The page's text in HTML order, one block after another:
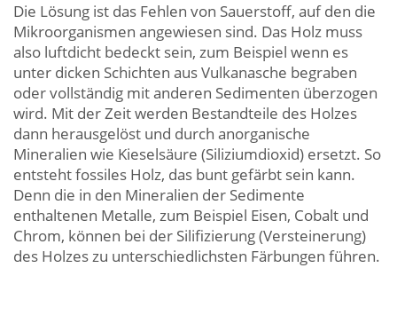
Die Lösung ist das Fehlen von Sauerstoff, auf den die
Mikroorganismen angewiesen sind. Das Holz muss
also luftdicht bedeckt sein, zum Beispiel wenn es
unter dicken Schichten aus Vulkanasche begraben
oder vollständig mit anderen Sedimenten überzogen
wird. Mit der Zeit werden Bestandteile des Holzes
dann herausgelöst und durch anorganische
Mineralien wie Kieselsäure (Siliziumdioxid) ersetzt. So
entsteht fossiles Holz, das bunt gefärbt sein kann.
Denn die in den Mineralien der Sedimente
enthaltenen Metalle, zum Beispiel Eisen, Cobalt und
Chrom, können bei der Silifizierung (Versteinerung)
des Holzes zu unterschiedlichsten Färbungen führen.